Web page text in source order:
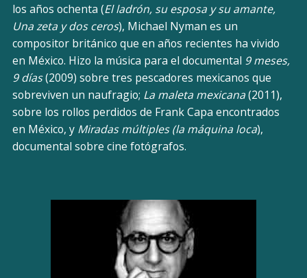
los años ochenta (El ladrón, su esposa y su amante,
Una zeta y dos ceros), Michael Nyman es un
compositor británico que en años recientes ha vivido
en México. Hizo la música para el documental 9 meses,
9 días(2009) sobre tres pescadores mexicanos que
sobreviven un naufragio; La maleta mexicana(2011),
sobre los rollos perdidos de Frank Capa encontrados
en México, yMiradas múltiples (la máquina loca),
documental sobre cine fotógrafos.